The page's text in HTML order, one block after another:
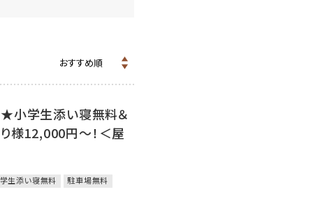
小学生添い寝無料＆
様12,000円～！＜屋
生添い寝無料 駐車場無料